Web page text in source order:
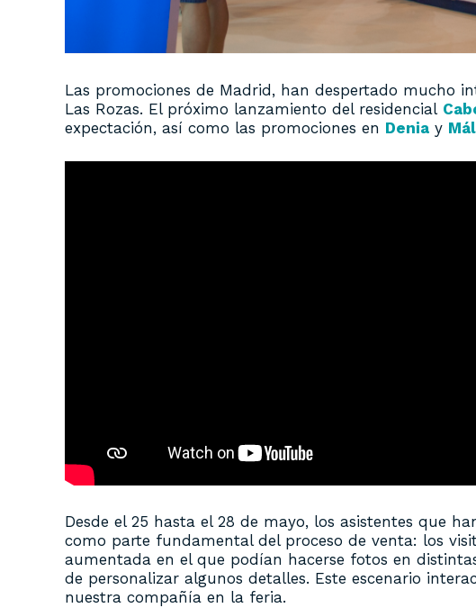
Las promociones de Madrid, han despertado mucho
Las Rozas. El próximo lanzamiento del residencial
expectación, así como las promociones en Denia y
Desde el 25 hasta el 28 de mayo, los asistentes que
como parte fundamental del proceso de venta: los
aumentada en el que podían hacerse fotos en
de personalizar algunos detalles. Este escenario
nuestra compañía en la feria.